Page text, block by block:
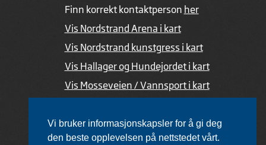
Vi bruker informasjonskapsler for å gi deg
den beste opplevelsen på nettstedet vårt.
Finn korrekt kontaktperson her
Vis Nordstrand Arena i kart
Vis Nordstrand kunstgress i kart
Vis Hallager og Hundejordet i kart
Vis Mosseveien / Vannsport i kart